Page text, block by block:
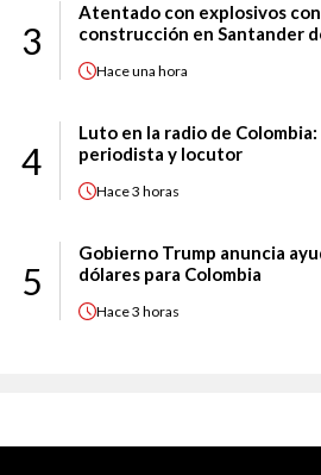
3
Atentado con explosivos
construcción en Santander
Haceuna hora
4
Luto en la radio de
periodista y locutor
Hace3 horas
5
Gobierno Trump anuncia
dólares para Colombia
Hace3 horas